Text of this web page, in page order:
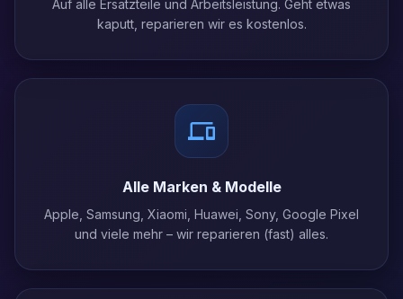
Auf alle Ersatzteile und Arbeitsleistung. Geht etwas
kaputt, reparieren wir es kostenlos.
Alle Marken & Modelle
Apple, Samsung, Xiaomi, Huawei, Sony, Google Pixel
und viele mehr – wir reparieren (fast) alles.